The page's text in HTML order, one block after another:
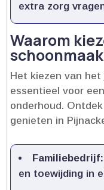
extra zorg
Waarom
Het kiezen van
essentieel voor
onderhoud.​
genieten in
Familiebedrijf:
en toewijding in